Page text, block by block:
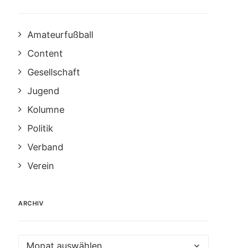
Amateurfußball
Content
Gesellschaft
Jugend
Kolumne
Politik
Verband
Verein
ARCHIV
Archiv